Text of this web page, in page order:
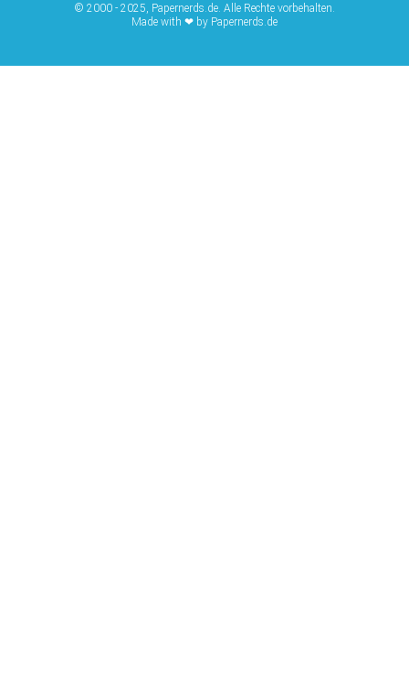
© 2000 - 2025, Papernerds.de. Alle Rechte vorbehalten.
Made with ❤ by Papernerds.de